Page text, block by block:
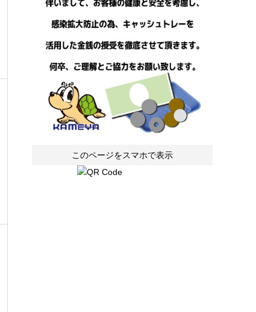
このページをスマホで表示